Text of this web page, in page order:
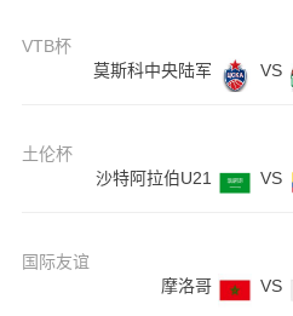
VTB杯
莫斯科中央陆军
VS
土伦杯
沙特阿拉伯U21
VS
国际友谊
摩洛哥
VS